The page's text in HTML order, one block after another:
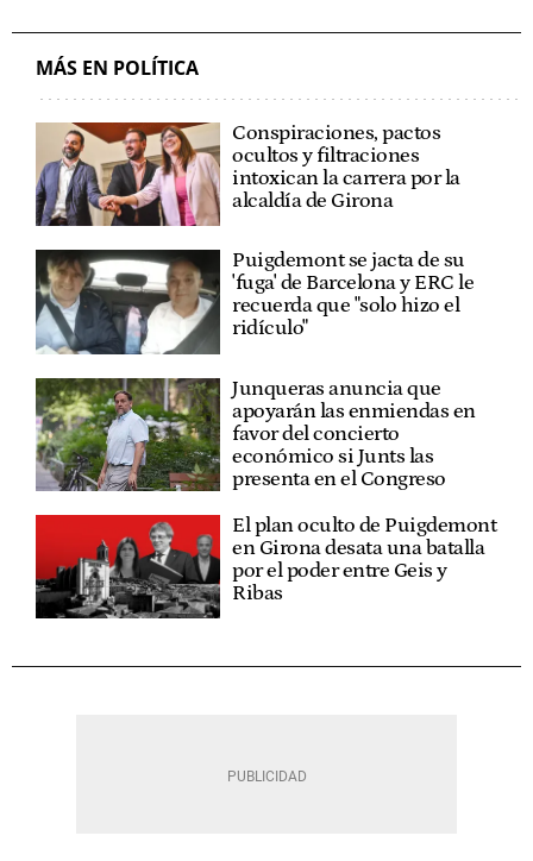
MÁS EN POLÍTICA
Conspiraciones, pactos
ocultos y filtraciones
intoxican la carrera por la
alcaldía de Girona
Puigdemont se jacta de su
'fuga' de Barcelona y ERC le
recuerda que "solo hizo el
ridículo"
Junqueras anuncia que
apoyarán las enmiendas en
favor del concierto
económico si Junts las
presenta en el Congreso
El plan oculto de Puigdemont
en Girona desata una batalla
por el poder entre Geis y
Ribas